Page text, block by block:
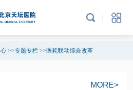
>>专题专栏>>医耗联动综合改革
MORE>